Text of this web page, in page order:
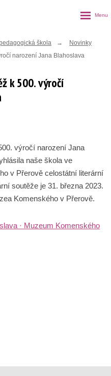
škola
Novinky
narození Jana Blahoslava
k 500. výročí
výročí narození Jana
naše škola ve
v Přerově celostátní literární
soutěže je 31. března 2023.
Komenského v Přerově.
· Muzeum Komenského